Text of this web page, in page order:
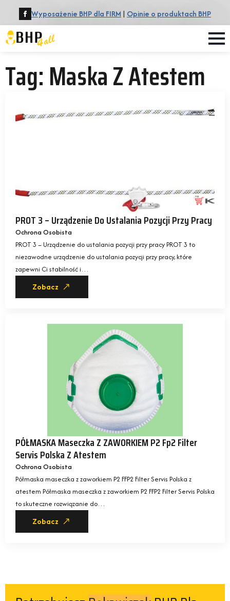
Wyposażenie BHP dla FIRM | Opinie o produktach BHP
Tag:Maska Z Atestem
PROT 3 – Urządzenie Do Ustalania Pozycji Przy Pracy
Ochrona Osobista
PROT 3 – Urządzenie do ustalania pozycji przy pracy PROT 3 to
niezawodne urządzenie do ustalania pozycji przy pracy, które
zapewni Ci stabilność i…
Zobacz
PÓŁMASKA Maseczka Z ZAWORKIEM P2 Fp2 Filter
Servis Polska Z Atestem
Ochrona Osobista
Półmaska maseczka z zaworkiem P2 FFP2 Filter Servis Polska z
atestem Półmaska maseczka z zaworkiem P2 FFP2 Filter Servis Polska
to skuteczne rozwiązanie do…
Zobacz